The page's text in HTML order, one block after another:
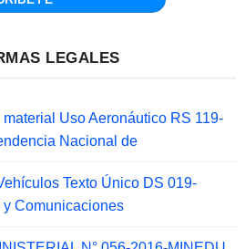
LEGALES
Uso Aeronáutico RS 119-
Nacional de
Texto Único DS 019-
y Comunicaciones